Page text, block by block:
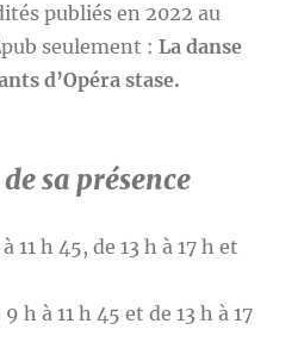
publiés en 2022 au
seulement :La danse
d’Opéra stase.
sa présence
11 h 45, de 13 h à 17 h et
9 h à 11 h 45 et de 13 h à 17